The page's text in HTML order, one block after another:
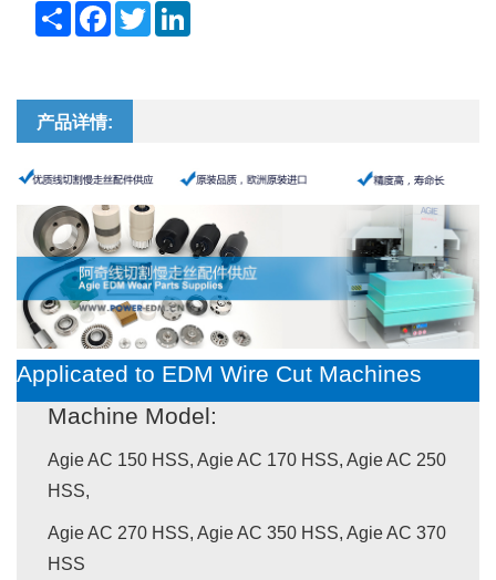
Share FacebookTwitter
产品详情:
Applicated to EDM Wire Cut Machines
Machine Model:
Agie AC 150 HSS, Agie AC 170 HSS, Agie AC 250
HSS,
Agie AC 270 HSS, Agie AC 350 HSS, Agie AC 370
HSS